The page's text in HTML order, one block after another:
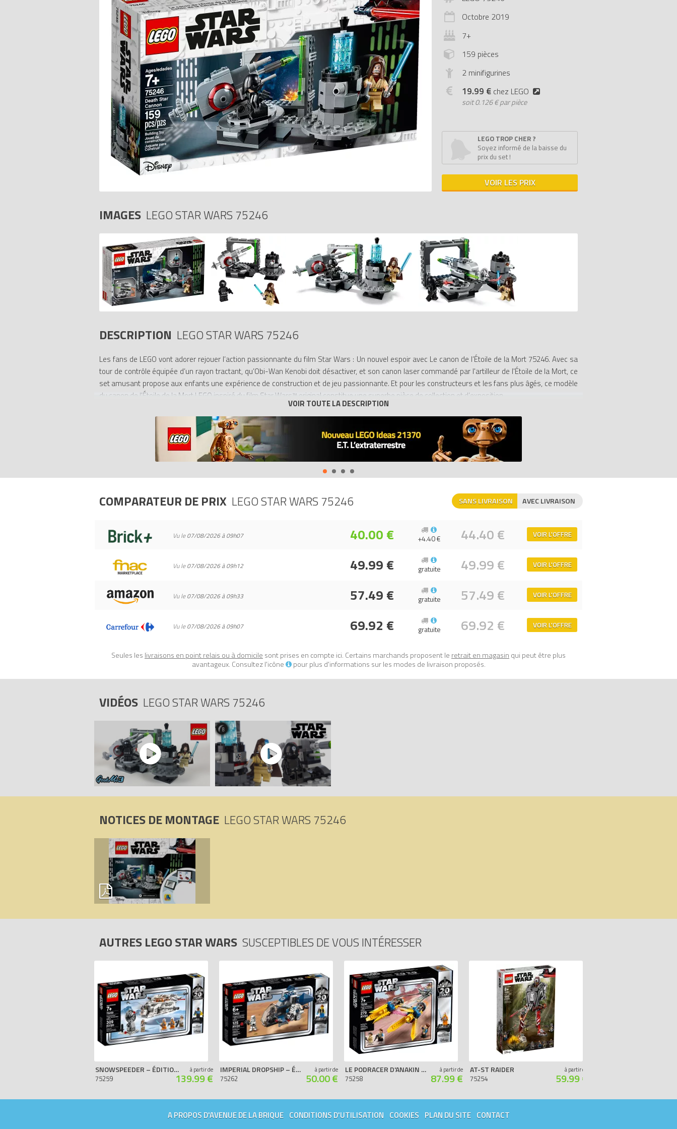
Octobre 2019
7+
159 pièces
2 minifigurines
19.99 € chez LEGO
soit0.126 € par pièce
LEGO TROP CHER ?
Soyez informé de la baisse du
prix du set !
VOIR LES PRIX
IMAGES LEGO STAR WARS 75246
DESCRIPTION LEGO STAR WARS 75246
Les fans de LEGO vont adorer rejouer l’action passionnante du film Star Wars : Un nouvel espoir avec Le canon de l’Étoile de la Mort 75246. Avec sa
tour de contrôle équipée d’un rayon tractant, qu’Obi-Wan Kenobi doit désactiver, et son canon laser commandé par l'artilleur de l'Étoile de la Mort, ce
set amusant propose aux enfants une expérience de construction et de jeu passionnante. Et pour les constructeurs et les fans plus âgés, ce modèle
du canon de l'Étoile de la Mort LEGO inspiré du film Star Wars™ original constitue une superbe pièce de collection et d’exposition.
- Ce modèle du canon de l’Étoile de la Mort LEGO est inspiré d’une célèbre scène du film Star Wars : Un nouvel espoir. Il comprend une tour de contrôle
équipée d'un rayon tractant, ainsi qu'un canon laser qui peut tourner et s'élever et qui intègre un fusil à ressort et des clips de rangement pour les
- Les armes incluent le sabre laser bleu d'Obi-Wan et le pistolet blaster de l'artilleur de l’Étoile de la Mort.
- Ce jouet LEGO Star Wars constitue un magnifique cadeau pour un anniversaire ou pour Noël, et une belle surprise Star Wars pour toute occasion.
Tous les prix duLEGO Star Wars 75246 Le canon de l'Étoile de la Mort (Death Star Cannon)
sur Avenue de la brique, comparateur de prix 100% LEGO.
COMPARATEUR DE PRIX LEGO STAR WARS 75246 SANS LIVRAISON AVEC LIVRAISON
Vu le07/08/2026 à 09h07 40.00 € 44.40 € VOIR L'OFFRE
+4.40 €
Vu le07/08/2026 à 09h12 49.99 € 49.99 € VOIR L'OFFRE
gratuite
Vu le07/08/2026 à 09h33 57.49 € 57.49 € VOIR L'OFFRE
gratuite
Vu le07/08/2026 à 09h07 69.92 € 69.92 € VOIR L'OFFRE
gratuite
Seules les livraisons en point relais ou à domicile sont prises en compte ici. Certains marchands proposent le retrait en magasin qui peut être plus
avantageux. Consultez l'icône
pour plus d'informations sur les modes de livraison proposés.
VIDÉOS LEGO STAR WARS 75246
NOTICES DE MONTAGE LEGO STAR WARS 75246
AUTRES LEGO STAR WARS SUSCEPTIBLES DE VOUS INTÉRESSER
SNOWSPEEDER – ÉDITION 20ÈME ANNIVERSAIRE
75259
à partir de
139.99 €
IMPERIAL DROPSHIP – ÉDITION 20ÈME ANNIVERSAIRE
75262
à partir de
50.00 €
LE PODRACER D'ANAKIN – ÉDITION 20ÈME ANNIVERSAIRE
75258
à partir de
87.99 €
AT-ST RAIDER
75254
à partir de
59.99 €
A PROPOS D'AVENUE DE LA BRIQUE CONDITIONS D'UTILISATION COOKIES PLAN DU SITE CONTACT